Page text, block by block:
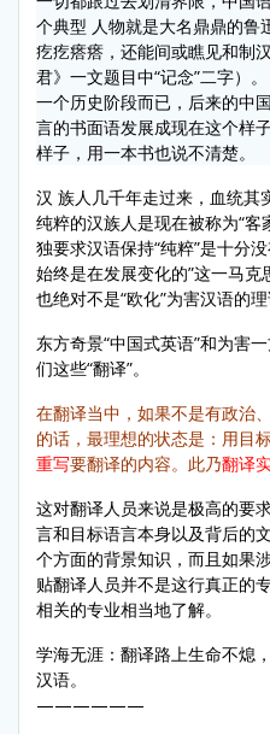
个典型 人物就是大名鼎鼎的鲁
疙疙瘩瘩，还能间或瞧见和制
君》一文题目中“记念”二字）。
一个历史阶段而已，后来的中
言的书面语发展成现在这个
样子，用一本书也说不清楚。
汉 族人几千年走过来，血统其
纯粹的汉族人是现在被称为“
独要求汉语保持“纯粹”是十分
始终是在发展变化的”这一马
也绝对不是“欧化”为害汉语的理
东方奇景“中国式英语”和为害
们这些“翻译”。
在翻译当中，如果不是有政治
的话，最理想的状态是：用目
重写要翻译的内容。此乃翻译
这对翻译人员来说是极高的要
言和目标语言本身以及背后的
个方面的背景知识，而且如果
贴翻译人员并不是这行真正的
相关的专业相当地了解。
学海无涯：翻译路上生命不熄
汉语。
——————